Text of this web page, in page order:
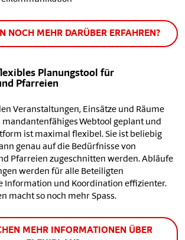
NOCH MEHR DARÜBER ERFAHREN?
Planungstool für
Pfarreien
Veranstaltungen, Einsätze und Räume
mandantenfähiges Webtool geplant und
ist maximal flexibel. Sie ist beliebig
genau auf die Bedürfnisse von
Pfarreien zugeschnitten werden. Abläufe
werden für alle Beteiligten
Information und Koordination effizienter.
macht so noch mehr Spass.
MEHR INFORMATIONEN ÜBER